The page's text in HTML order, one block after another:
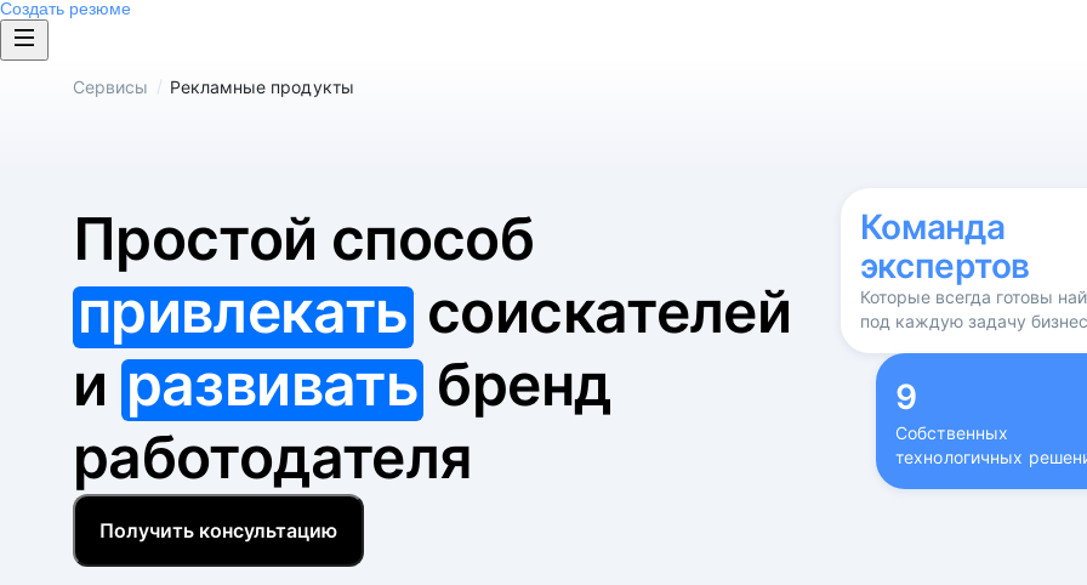
Создать резюме
Сервисы / Рекламные продукты
Простой способ
привлекатьсоискателей
и развивать бренд
работодателя
Получить консультацию
Команда
экспертов
Которые всегда готовы
под каждую задачу
9
Собственных
технологичных